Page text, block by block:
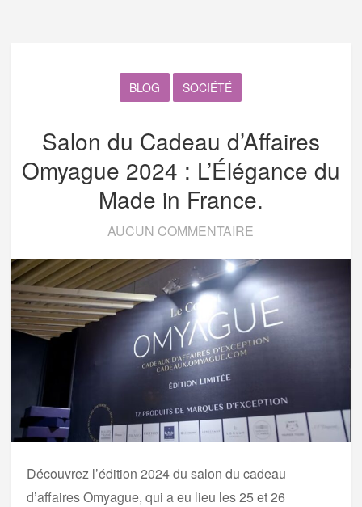
BLOG SOCIÉTÉ
Salon du Cadeau d’Affaires
Omyague 2024 : L’Élégance du
Made in France.
AUCUN COMMENTAIRE
Découvrez l’édition 2024 du salon du cadeau
d’affaires Omyague, qui a eu lieu les 25 et 26